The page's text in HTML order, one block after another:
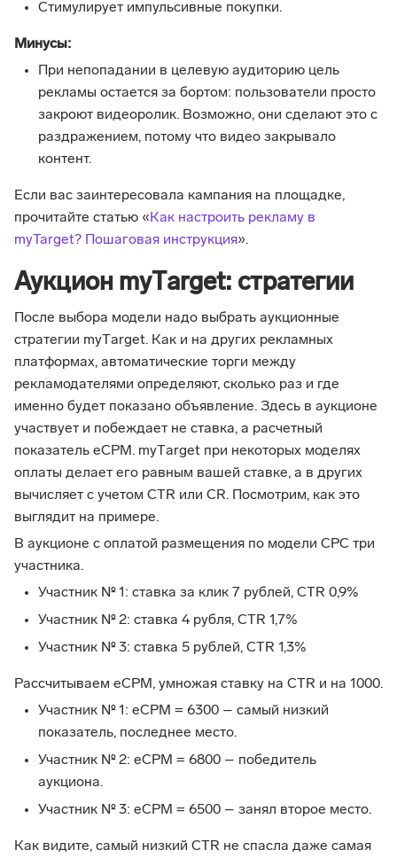
Стимулирует импульсивные покупки.
Минусы:
При непопадании в целевую аудиторию цель
рекламы остается за бортом: пользователи просто
закроют видеоролик. Возможно, они сделают это с
раздражением, потому что видео закрывало
контент.
Если вас заинтересовала кампания на площадке,
прочитайте статью «Как настроить рекламу в
myTarget? Пошаговая инструкция».
Аукцион myТarget: стратегии
После выбора модели надо выбрать аукционные
стратегии myТarget. Как и на других рекламных
платформах, автоматические торги между
рекламодателями определяют, сколько раз и где
именно будет показано объявление. Здесь в аукционе
участвует и побеждает не ставка, а расчетный
показатель eCPM. myТarget при некоторых моделях
оплаты делает его равным вашей ставке, а в других
вычисляет с учетом CTR или CR. Посмотрим, как это
выглядит на примере.
В аукционе с оплатой размещения по модели CPC три
участника.
Участник № 1: ставка за клик 7 рублей, CTR 0,9%
Участник № 2: ставка 4 рубля, CTR 1,7%
Участник № 3: ставка 5 рублей, CTR 1,3%
Рассчитываем eCPM, умножая ставку на CTR и на 1000.
Участник № 1: eCPM = 6300 – самый низкий
показатель, последнее место.
Участник № 2: eCPM = 6800 – победитель
аукциона.
Участник № 3: eCPM = 6500 – занял второе место.
Как видите, самый низкий CTR не спасла даже самая